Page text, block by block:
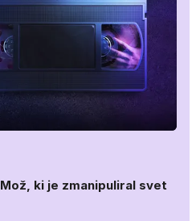
ki je zmanipuliral svet